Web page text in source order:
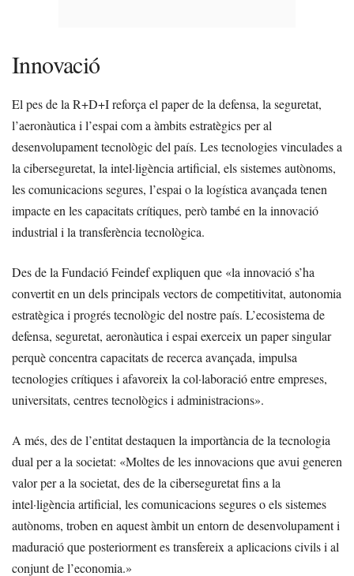
Innovació
El pes de la R+D+I reforça el paper de la defensa, la seguretat,
l’aeronàutica i l’espai com a àmbits estratègics per al
desenvolupament tecnològic del país. Les tecnologies vinculades a
la ciberseguretat, la intel·ligència artificial, els sistemes autònoms,
les comunicacions segures, l’espai o la logística avançada tenen
impacte en les capacitats crítiques, però també en la innovació
industrial i la transferència tecnològica.
Des de la Fundació Feindef expliquen que «la innovació s’ha
convertit en un dels principals vectors de competitivitat, autonomia
estratègica i progrés tecnològic del nostre país. L’ecosistema de
defensa, seguretat, aeronàutica i espai exerceix un paper singular
perquè concentra capacitats de recerca avançada, impulsa
tecnologies crítiques i afavoreix la col·laboració entre empreses,
universitats, centres tecnològics i administracions».
A més, des de l’entitat destaquen la importància de la tecnologia
dual per a la societat: «Moltes de les innovacions que avui generen
valor per a la societat, des de la ciberseguretat fins a la
intel·ligència artificial, les comunicacions segures o els sistemes
autònoms, troben en aquest àmbit un entorn de desenvolupament i
maduració que posteriorment es transfereix a aplicacions civils i al
conjunt de l’economia.»